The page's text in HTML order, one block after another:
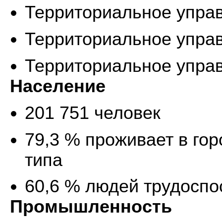
Территориальное
Территориальное
Территориальное
Население
201 751 человек
79,3 % проживает в
типа
60,6 % людей
Промышленность